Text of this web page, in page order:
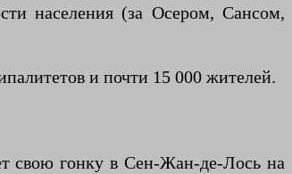
населения (за Осером, Сансом,
и почти 15 000 жителей.
свою гонку в Сен-Жан-де-Лось на